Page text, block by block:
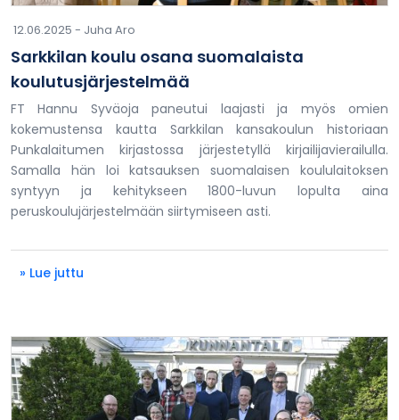
12.06.2025 - Juha Aro
Sarkkilan koulu osana suomalaista
koulutusjärjestelmää
FT Hannu Syväoja paneutui laajasti ja myös omien
kokemustensa kautta Sarkkilan kansakoulun historiaan
Punkalaitumen kirjastossa järjestetyllä kirjailijavierailulla.
Samalla hän loi katsauksen suomalaisen koululaitoksen
syntyyn ja kehitykseen 1800-luvun lopulta aina
peruskoulujärjestelmään siirtymiseen asti.
» Lue juttu